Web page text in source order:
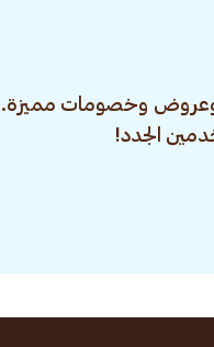
وعروض وخصومات مميزة.
الجدد!